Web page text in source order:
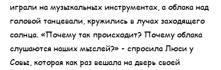
играли на музыкальных инструментах, а облака над
головой танцевали, кружились в лучах заходящего
солнца. «Почему так происходит? Почему облака
слушаются наших мыслей?» - спросила Люси у
Совы, которая как раз вешала на дверь своей